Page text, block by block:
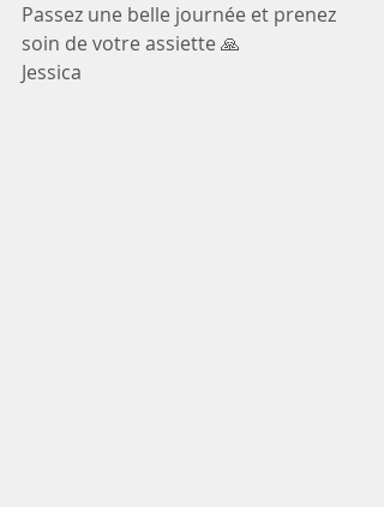
Passez une belle journée et prenez
soin de votre assiette 🙏
Jessica